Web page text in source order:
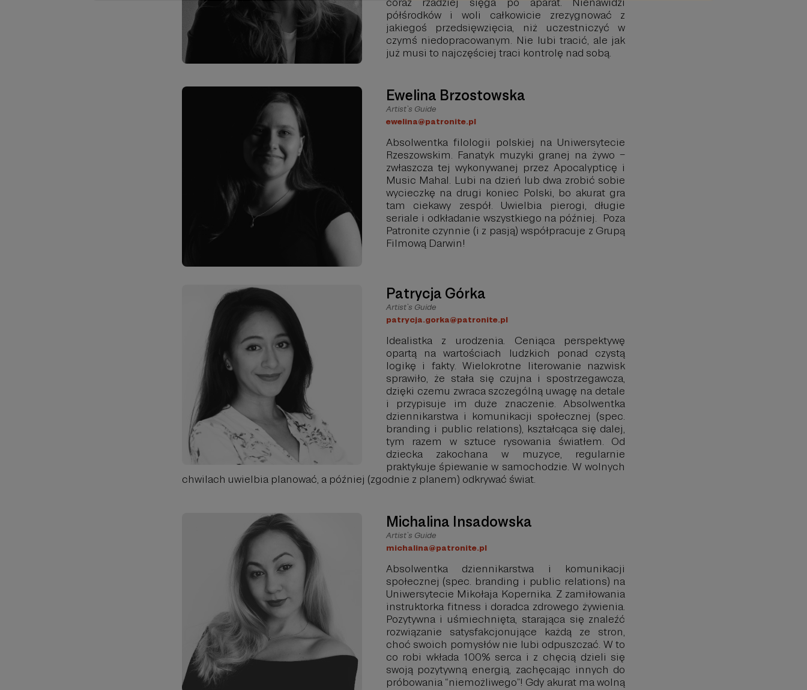
półśrodków i woli całkowicie zrezygnować z
jakiegoś przedsięwzięcia, niż uczestniczyć w
czymś niedopracowanym. Nie lubi tracić, ale jak
już musi to najczęściej traci kontrolę nad sobą.
Ewelina Brzostowska
Artist`s Guide
ewelina@patronite.pl
Absolwentka filologii polskiej na Uniwersytecie
Rzeszowskim. Fanatyk muzyki granej na żywo –
zwłaszcza tej wykonywanej przez Apocalypticę i
Music Mahal. Lubi na dzień lub dwa zrobić sobie
wycieczkę na drugi koniec Polski, bo akurat gra
tam ciekawy zespół. Uwielbia pierogi, długie
seriale i odkładanie wszystkiego na później. Poza
Patronite czynnie (i z pasją) współpracuje z Grupą
Filmową Darwin!
Patrycja Górka
Artist`s Guide
patrycja.gorka@patronite.pl
Idealistka z urodzenia. Ceniąca perspektywę
opartą na wartościach ludzkich ponad czystą
logikę i fakty. Wielokrotne literowanie nazwisk
sprawiło, że stała się czujna i spostrzegawcza,
dzięki czemu zwraca szczególną uwagę na detale
i przypisuje im duże znaczenie. Absolwentka
dziennikarstwa i komunikacji społecznej (spec.
branding i public relations), kształcąca się dalej,
tym razem w sztuce rysowania światłem. Od
dziecka zakochana w muzyce, regularnie
praktykuje śpiewanie w samochodzie. W wolnych
chwilach uwielbia planować, a później (zgodnie z planem) odkrywać świat.
Michalina Insadowska
Artist`s Guide
michalina@patronite.pl
Absolwentka dziennikarstwa i komunikacji
społecznej (spec. branding i public relations) na
Uniwersytecie Mikołaja Kopernika. Z zamiłowania
instruktorka fitness i doradca zdrowego żywienia.
Pozytywna i uśmiechnięta, starająca się znaleźć
rozwiązanie satysfakcjonujące każdą ze stron,
choć swoich pomysłów nie lubi odpuszczać. W to
co robi wkłada 100% serca i z chęcią dzieli się
swoją pozytywną energią, zachęcając innych do
próbowania “niemożliwego”! Gdy akurat ma wolną